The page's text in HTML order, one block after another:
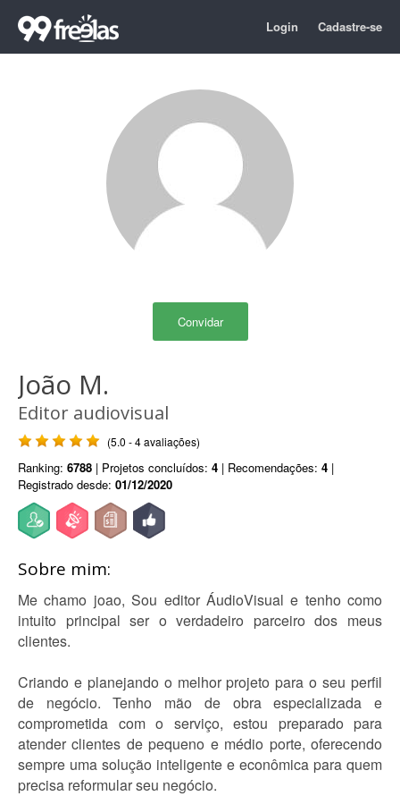
Login Cadastre-se
Convidar
João M.
Editor audiovisual
(5.0 - 4 avaliações)
Ranking: 6788 | Projetos concluídos: 4 | Recomendações: 4 |
Registrado desde: 01/12/2020
Sobre mim:
Me chamo joao, Sou editor ÁudioVisual e tenho como
intuito principal ser o verdadeiro parceiro dos meus
clientes.
Criando e planejando o melhor projeto para o seu perfil
de negócio. Tenho mão de obra especializada e
comprometida com o serviço, estou preparado para
atender clientes de pequeno e médio porte, oferecendo
sempre uma solução inteligente e econômica para quem
precisa reformular seu negócio.